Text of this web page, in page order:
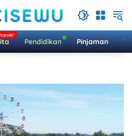
Pendidikan Pinjaman